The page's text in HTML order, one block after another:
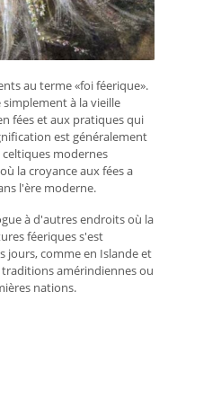
au terme «foi féerique».
à la vieille
fées et aux pratiques qui
est généralement
modernes
la croyance aux fées a
l'ère moderne.
à d'autres endroits où la
féeriques s'est
jours, comme en Islande et
amérindiennes ou
nations.